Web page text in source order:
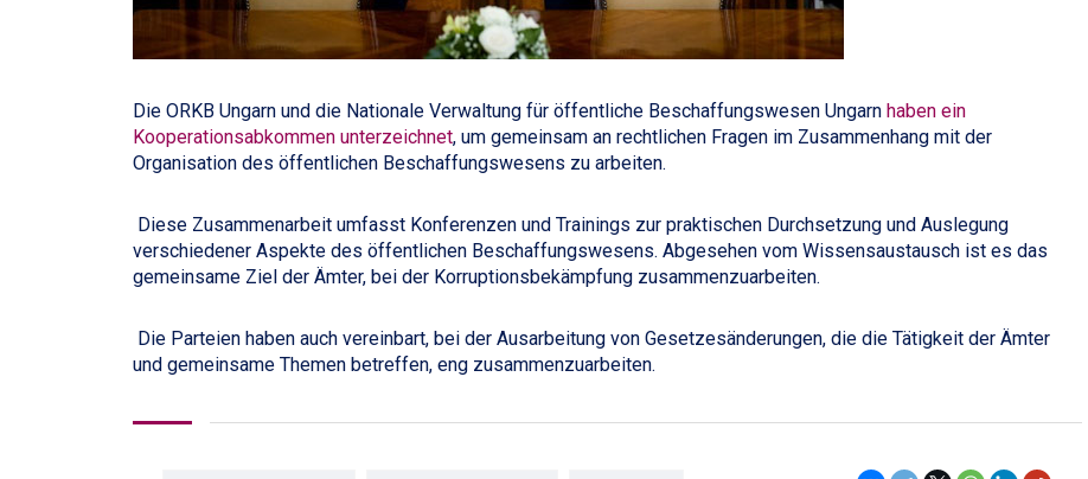
Die ORKB Ungarn und die Nationale Verwaltung für öffentliche Beschaffungswesen Ungarn haben ein
Kooperationsabkommen unterzeichnet, um gemeinsam an rechtlichen Fragen im Zusammenhang mit der
Organisation des öffentlichen Beschaffungswesens zu arbeiten.
Diese Zusammenarbeit umfasst Konferenzen und Trainings zur praktischen Durchsetzung und Auslegung
verschiedener Aspekte des öffentlichen Beschaffungswesens. Abgesehen vom Wissensaustausch ist es das
gemeinsame Ziel der Ämter, bei der Korruptionsbekämpfung zusammenzuarbeiten.
Die Parteien haben auch vereinbart, bei der Ausarbeitung von Gesetzesänderungen, die die Tätigkeit der Ämter
und gemeinsame Themen betreffen, eng zusammenzuarbeiten.